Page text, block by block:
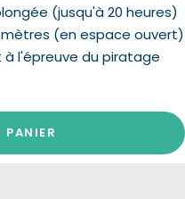
(jusqu'à 20 heures)
(en espace ouvert)
à l'épreuve du piratage
PANIER